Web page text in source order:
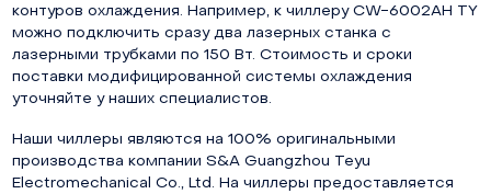
контуров охлаждения. Например, к чиллеру CW-6002AH TY
можно подключить сразу два лазерных станка с
лазерными трубками по 150 Вт. Стоимость и сроки
поставки модифицированной системы охлаждения
уточняйте у наших специалистов.
Наши чиллеры являются на 100% оригинальными
производства компании S&A Guangzhou Teyu
Electromechanical Co., Ltd. На чиллеры предоставляется